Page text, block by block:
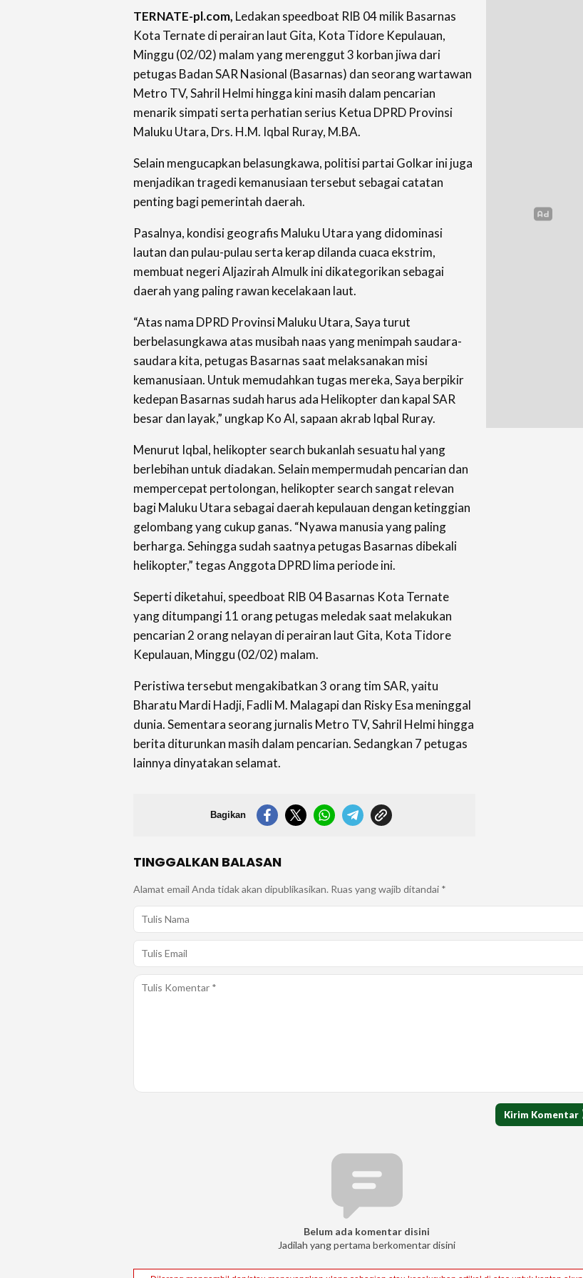
TERNATE-pl.com, Ledakan speedboat RIB 04 milik Basarnas
Kota Ternate di perairan laut Gita, Kota Tidore Kepulauan,
Minggu (02/02) malam yang merenggut 3 korban jiwa dari
petugas Badan SAR Nasional (Basarnas) dan seorang wartawan
Metro TV, Sahril Helmi hingga kini masih dalam pencarian
menarik simpati serta perhatian serius Ketua DPRD Provinsi
Maluku Utara, Drs. H.M. Iqbal Ruray, M.BA.
Selain mengucapkan belasungkawa, politisi partai Golkar ini juga
menjadikan tragedi kemanusiaan tersebut sebagai catatan
penting bagi pemerintah daerah.
Pasalnya, kondisi geografis Maluku Utara yang didominasi
lautan dan pulau-pulau serta kerap dilanda cuaca ekstrim,
membuat negeri Aljazirah Almulk ini dikategorikan sebagai
daerah yang paling rawan kecelakaan laut.
“Atas nama DPRD Provinsi Maluku Utara, Saya turut
berbelasungkawa atas musibah naas yang menimpah saudara-
saudara kita, petugas Basarnas saat melaksanakan misi
kemanusiaan. Untuk memudahkan tugas mereka, Saya berpikir
kedepan Basarnas sudah harus ada Helikopter dan kapal SAR
besar dan layak,” ungkap Ko Al, sapaan akrab Iqbal Ruray.
Menurut Iqbal, helikopter search bukanlah sesuatu hal yang
berlebihan untuk diadakan. Selain mempermudah pencarian dan
mempercepat pertolongan, helikopter search sangat relevan
bagi Maluku Utara sebagai daerah kepulauan dengan ketinggian
gelombang yang cukup ganas. “Nyawa manusia yang paling
berharga. Sehingga sudah saatnya petugas Basarnas dibekali
helikopter,” tegas Anggota DPRD lima periode ini.
Seperti diketahui, speedboat RIB 04 Basarnas Kota Ternate
yang ditumpangi 11 orang petugas meledak saat melakukan
pencarian 2 orang nelayan di perairan laut Gita, Kota Tidore
Kepulauan, Minggu (02/02) malam.
Peristiwa tersebut mengakibatkan 3 orang tim SAR, yaitu
Bharatu Mardi Hadji, Fadli M. Malagapi dan Risky Esa meninggal
dunia. Sementara seorang jurnalis Metro TV, Sahril Helmi hingga
berita diturunkan masih dalam pencarian. Sedangkan 7 petugas
lainnya dinyatakan selamat.
Bagikan
TINGGALKAN BALASAN
Alamat email Anda tidak akan dipublikasikan. Ruas yang wajib ditandai *
Belum ada komentar disini
Jadilah yang pertama berkomentar disini